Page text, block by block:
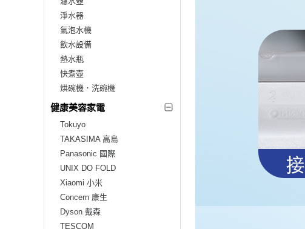
淨水器
氣泡水機
飲水設備
熱水瓶
快煮壺
烘碗機．洗碗機
健康美容家電
Tokuyo
TAKASIMA 高島
Panasonic 國際
UNIX DO FOLD
Xiaomi 小米
Concern 康生
Dyson 戴森
TESCOM